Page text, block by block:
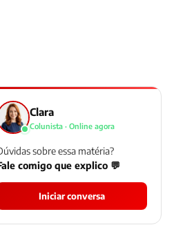
Clara
Colunista · Online agora
sobre essa matéria?
comigo que explico 💬
Iniciar conversa